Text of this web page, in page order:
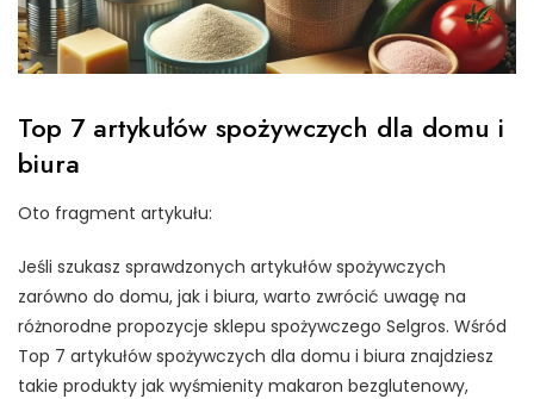
Top 7 artykułów spożywczych dla domu i
biura
Oto fragment artykułu:
Jeśli szukasz sprawdzonych artykułów spożywczych
zarówno do domu, jak i biura, warto zwrócić uwagę na
różnorodne propozycje sklepu spożywczego Selgros. Wśród
Top 7 artykułów spożywczych dla domu i biura znajdziesz
takie produkty jak wyśmienity makaron bezglutenowy,